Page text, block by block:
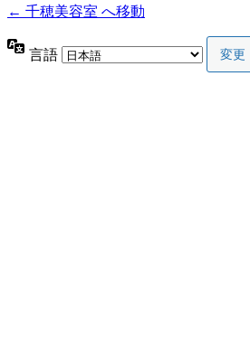
← 千穂美容室 へ移動
言語